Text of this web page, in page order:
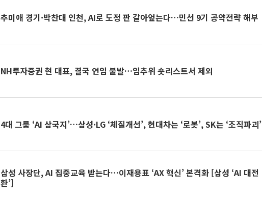
추미애 경기·박찬대 인천, AI로 도정 판 갈아엎는다…민선 9기 공약전략 해부
NH투자증권 현 대표, 결국 연임 불발…임추위 숏리스트서 제외
4대 그룹 ‘AI 삼국지’…삼성·LG ‘체질개선’, 현대차는 ‘로봇’, SK는 ‘조직파괴’
삼성 사장단, AI 집중교육 받는다…이재용표 ‘AX 혁신’ 본격화 [삼성 ‘AI 대전
환’]